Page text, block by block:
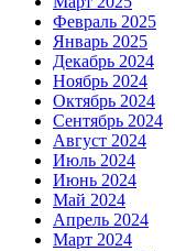
Февраль 2025
Январь 2025
Декабрь 2024
Ноябрь 2024
Октябрь 2024
Сентябрь 2024
Август 2024
Июль 2024
Июнь 2024
Май 2024
Апрель 2024
Март 2024